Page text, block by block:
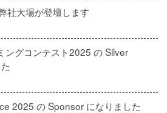
社大場が登壇します
ングコンテスト2025 の Silver
2025 の Sponsor になりました